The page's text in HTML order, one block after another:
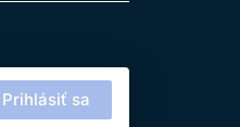
Prihlásiť sa